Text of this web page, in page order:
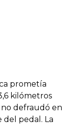
prometía
kilómetros
defraudó en
del pedal. La